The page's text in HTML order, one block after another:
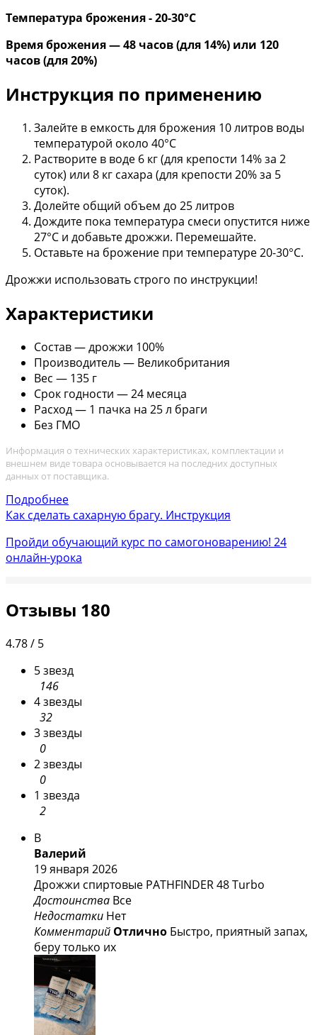
Температура брожения - 20-30°С
Время брожения — 48 часов (для 14%) или 120
часов (для 20%)
Инструкция по применению
Залейте в емкость для брожения 10 литров воды
температурой около 40°С
Растворите в воде 6 кг (для крепости 14% за 2
суток) или 8 кг сахара (для крепости 20% за 5
суток).
Долейте общий объем до 25 литров
Дождите пока температура смеси опустится ниже
27°С и добавьте дрожжи. Перемешайте.
Оставьте на брожение при температуре 20-30°С.
Дрожжи использовать строго по инструкции!
Характеристики
Состав — дрожжи 100%
Производитель — Великобритания
Вес — 135 г
Срок годности — 24 месяца
Расход — 1 пачка на 25 л браги
Без ГМО
Информация о технических характеристиках, комплектации и
внешнем виде товара основывается на последних доступных
данных от поставщика.
Подробнее
Как сделать сахарную брагу. Инструкция
Пройди обучающий курс по самогоноварению! 24
онлайн-урока
Отзывы 180
4.78 / 5
5 звезд
146
4 звезды
32
3 звезды
0
2 звезды
0
1 звезда
2
В
Валерий
19 января 2026
Дрожжи спиртовые PATHFINDER 48 Turbo
Достоинства Все
Недостатки Нет
Комментарий Отлично Быстро, приятный запах,
беру только их